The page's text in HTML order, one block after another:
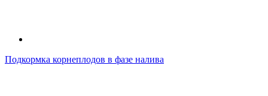
Подкормка корнеплодов в фазе налива